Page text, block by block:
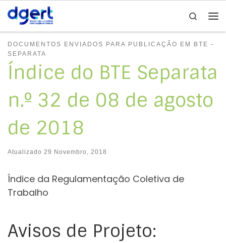
Skip to content
Search
DOCUMENTOS ENVIADOS PARA PUBLICAÇÃO EM BTE -
SEPARATA
Índice do BTE Separata
n.º 32 de 08 de agosto
de 2018
Atualizado 29 Novembro, 2018
Índice da Regulamentação Coletiva de
Trabalho
Avisos de Projeto: